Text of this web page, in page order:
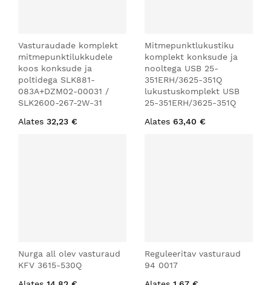
Vasturaudade komplekt
mitmepunktilukkudele
koos konksude ja
poltidega SLK881-
083A+DZM02-00031 /
SLK2600-267-2W-31
Alates 32,23 €
Mitmepunktlukustiku
komplekt konksude ja
nooltega USB 25-
351ERH/3625-351Q
lukustuskomplekt USB
25-351ERH/3625-351Q
Alates 63,40 €
Nurga all olev vasturaud
KFV 3615-530Q
Reguleeritav vasturaud
94 0017